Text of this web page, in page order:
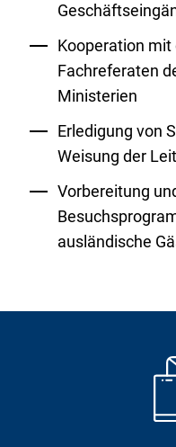
Kooperation mit
Fachreferaten
Ministerien
Erledigung von
Weisung der
Vorbereitung
ausländische